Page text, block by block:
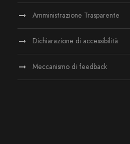
Amministrazione Trasparente
Dichiarazione di accessibilità
Meccanismo di feedback